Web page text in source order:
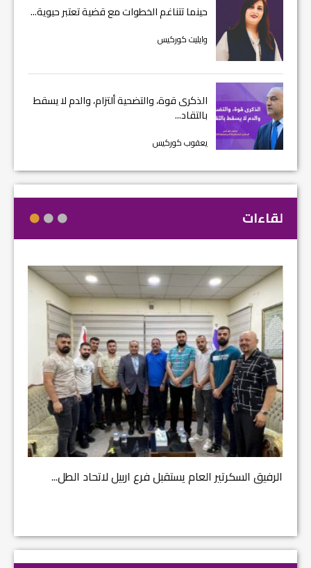
حينما تتناغم الخطوات مع قضية تعتبر حيوية...
وايليت كوركيس
الذكرى قوة، والتضحية ألتزام، والدم لا يسقط
بالتقاد...
يعقوب كوركيس
لقاءات
الرفيق السكرتير العام يستقبل فرع اربيل لاتحاد الطل...